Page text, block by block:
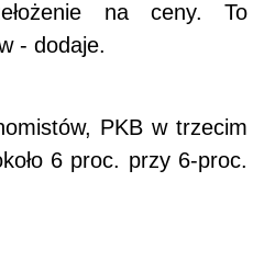
na ceny. To
- dodaje.
PKB w trzecim
6 proc. przy 6-proc.